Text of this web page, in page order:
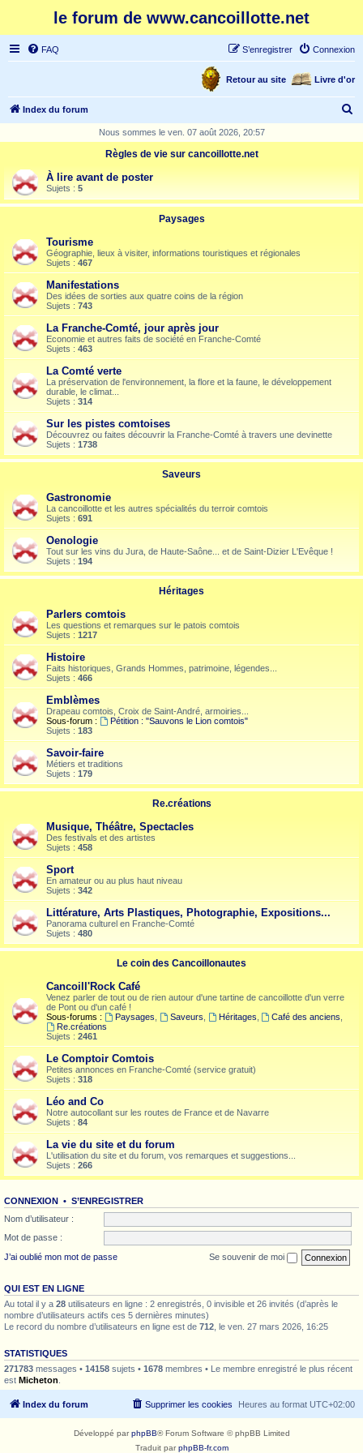
le forum de www.cancoillotte.net
FAQ Connexion
S’enregistrer
Livre d'or
Retour au site
Index du forum
r
Nous sommes le ven. 07 août 2026, 20:57
Règles de vie sur cancoillotte.net
À lire avant de poster
Sujets : 5
Paysages
Tourisme
Géographie, lieux à visiter, informations touristiques et régionales
Sujets : 467
Manifestations
Des idées de sorties aux quatre coins de la région
Sujets : 743
La Franche-Comté, jour après jour
Economie et autres faits de société en Franche-Comté
Sujets : 463
La Comté verte
La préservation de l'environnement, la flore et la faune, le développement
durable, le climat...
Sujets : 314
Sur les pistes comtoises
Découvrez ou faites découvrir la Franche-Comté à travers une devinette
Sujets : 1738
Saveurs
Gastronomie
La cancoillotte et les autres spécialités du terroir comtois
Sujets : 691
Oenologie
Tout sur les vins du Jura, de Haute-Saône... et de Saint-Dizier L'Evêque !
Sujets : 194
Héritages
Parlers comtois
Les questions et remarques sur le patois comtois
Sujets : 1217
Histoire
Faits historiques, Grands Hommes, patrimoine, légendes...
Sujets : 466
Emblèmes
Drapeau comtois, Croix de Saint-André, armoiries...
Sous-forum :
Pétition : "Sauvons le Lion comtois"
Sujets : 183
Savoir-faire
Métiers et traditions
Sujets : 179
Re.créations
Musique, Théâtre, Spectacles
Des festivals et des artistes
Sujets : 458
Sport
En amateur ou au plus haut niveau
Sujets : 342
Littérature, Arts Plastiques, Photographie, Expositions...
Panorama culturel en Franche-Comté
Sujets : 480
Le coin des Cancoillonautes
Cancoill'Rock Café
Venez parler de tout ou de rien autour d'une tartine de cancoillotte d'un verre
de Pont ou d'un café !
Sous-forums :
Paysages Saveurs Héritages Café des anciens
Re.créations
Sujets : 2461
Le Comptoir Comtois
Petites annonces en Franche-Comté (service gratuit)
Sujets : 318
Léo and Co
Notre autocollant sur les routes de France et de Navarre
Sujets : 84
La vie du site et du forum
L'utilisation du site et du forum, vos remarques et suggestions...
Sujets : 266
CONNEXION • S’ENREGISTRER
Nom d’utilisateur :
Mot de passe :
J’ai oublié mon mot de passe
Se souvenir de moi
QUI EST EN LIGNE
Au total il y a 28 utilisateurs en ligne : 2 enregistrés, 0 invisible et 26 invités (d’après le
nombre d’utilisateurs actifs ces 5 dernières minutes)
Le record du nombre d’utilisateurs en ligne est de 712 , le ven. 27 mars 2026, 16:25
STATISTIQUES
271783 messages • 14158 sujets • 1678 membres • Le membre enregistré le plus récent
est Micheton
Index du forum Heures au format UTC+02:00
Supprimer les cookies
Développé parphpBB® Forum Software © phpBB Limited
Traduit parphpBB-fr.com